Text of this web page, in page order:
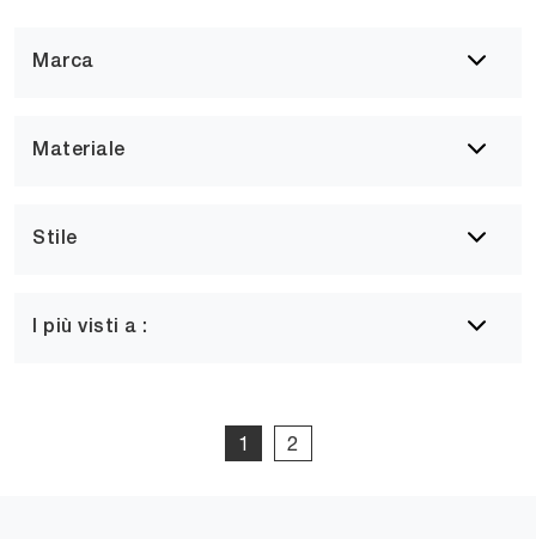
Marca
Materiale
Stile
I più visti a :
1 2